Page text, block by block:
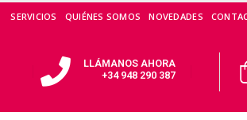
SERVICIOS QUIÉNES SOMOS NOVEDADES
LLÁMANOS AHORA
+34 948 290 387